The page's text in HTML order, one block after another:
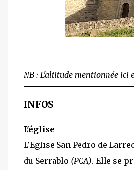
NB : L'altitude mentionnée ici
INFOS
L'église
L'Eglise San Pedro de
du Serrablo (PCA). Elle se